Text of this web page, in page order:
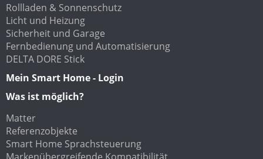
Rollladen & Sonnenschutz
Licht und Heizung
Sicherheit und Garage
Fernbedienung und Automatisierung
DELTA DORE Stick
Mein Smart Home - Login
Was ist möglich?
Matter
Referenzobjekte
Smart Home Sprachsteuerung